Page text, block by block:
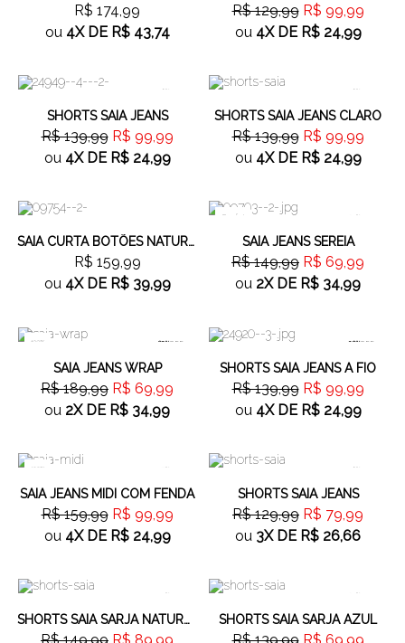
R$ 174,99
ou 4XDE R$ 43,74
R$ 129,99 R$ 99,99
ou 4XDE R$ 24,99
28%
SHORTS SAIA JEANS
R$ 139,99 R$ 99,99
ou 4XDE R$ 24,99
28%
SHORTS SAIA JEANS CLARO
R$ 139,99 R$ 99,99
ou 4XDE R$ 24,99
SAIA CURTA BOTÕES NATURAL
R$ 159,99
ou 4XDE R$ 39,99
Comfort 53%
SAIA JEANS SEREIA
R$ 149,99 R$ 69,99
ou 2XDE R$ 34,99
100% 63%OFF
SAIA JEANS WRAP
R$ 189,99 R$ 69,99
ou 2XDE R$ 34,99
28%OFF
SHORTS SAIA JEANS A FIO
R$ 139,99 R$ 99,99
ou 4XDE R$ 24,99
100% 37%
SAIA JEANS MIDI COM FENDA
R$ 159,99 R$ 99,99
ou 4XDE R$ 24,99
38%
SHORTS SAIA JEANS
R$ 129,99 R$ 79,99
ou 3XDE R$ 26,66
40%
SHORTS SAIA SARJA NATURAL
50%
SHORTS SAIA SARJA AZUL